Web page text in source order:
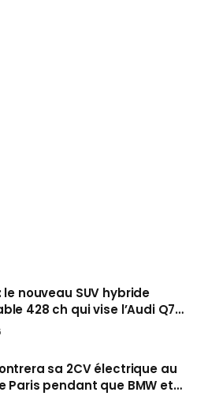
le nouveau SUV hybride
428 ch qui vise l’Audi Q7
cet automne
sa 2CV électrique au
Paris pendant que BMW et
le salon